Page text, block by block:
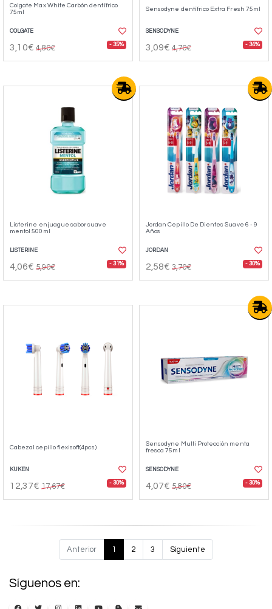
Colgate Max White Carbón dentífrico
75ml
COLGATE
3,10€ 4,80€ - 35%
Sensodyne dentífrico Extra Fresh 75ml
SENSODYNE
3,09€ 4,70€ - 34%
Listerine enjuague sabor suave
mentol 500ml
LISTERINE
4,06€ 5,90€ - 31%
Jordan Cepillo De Dientes Suave 6 - 9
Años
JORDAN
2,58€ 3,70€ - 30%
Cabezal cepillo flexisoft(4pcs.)
KUKEN
12,37€ 17,67€ - 30%
Sensodyne Multi Protección menta
fresca 75ml
SENSODYNE
4,07€ 5,80€ - 30%
Anterior 1 2 3 Siguiente
Síguenos en: